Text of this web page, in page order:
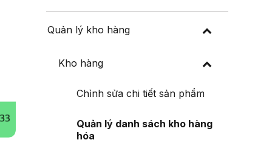
Quản lý kho hàng
Kho hàng
Chỉnh sửa chi tiết sản phẩm
Quản lý danh sách kho hàng
hóa